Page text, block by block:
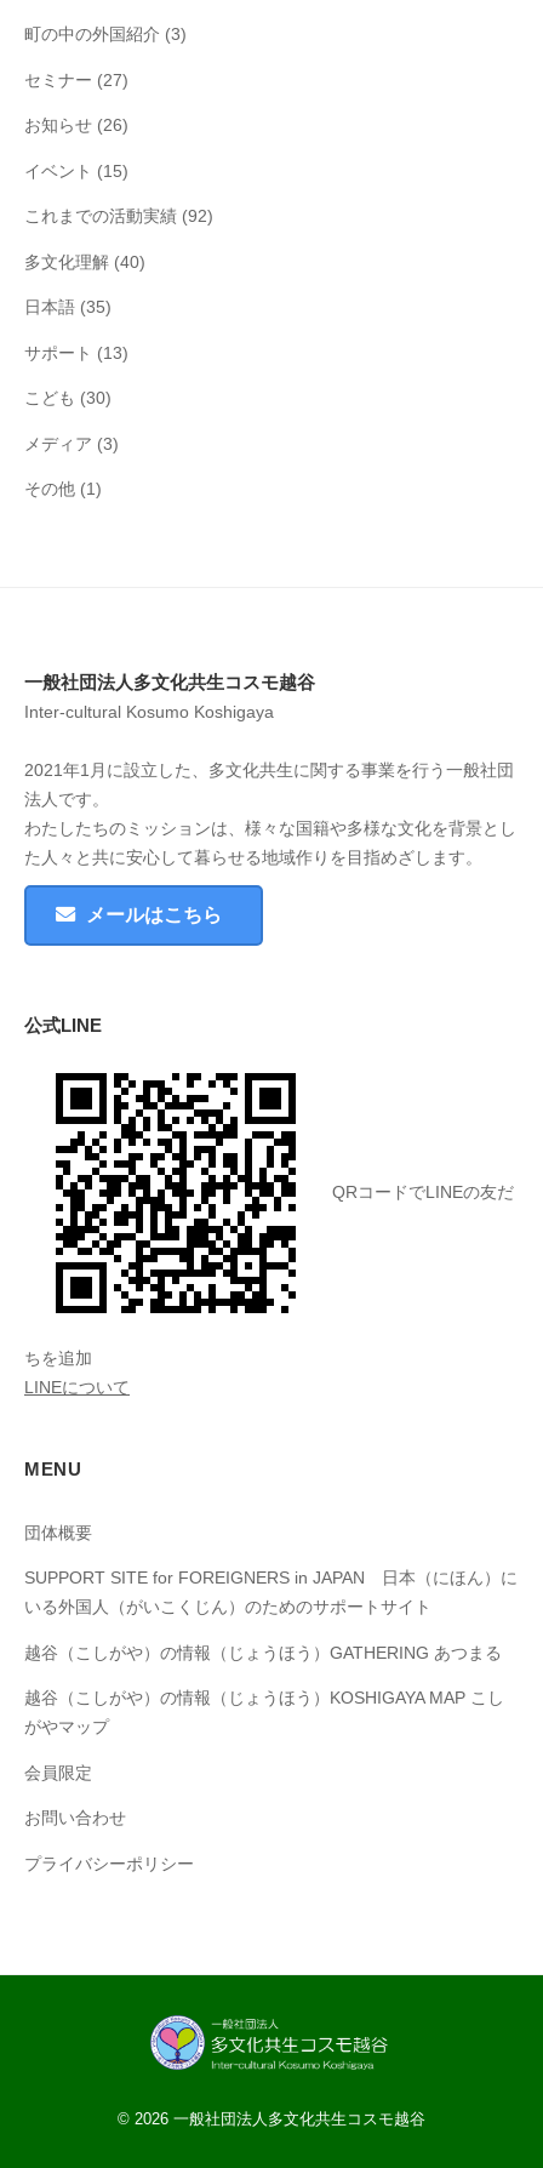
町の中の外国紹介 (3)
セミナー (27)
お知らせ (26)
イベント (15)
これまでの活動実績 (92)
多文化理解 (40)
日本語 (35)
サポート (13)
こども (30)
メディア (3)
その他 (1)
一般社団法人多文化共生コスモ越谷
Inter-cultural Kosumo Koshigaya
2021年1月に設立した、多文化共生に関する事業を行う一般社団
法人です。
わたしたちのミッションは、様々な国籍や多様な文化を背景とし
た人々と共に安心して暮らせる地域作りを目指めざします。
メールはこちら
公式LINE
QRコードでLINEの友だ
ちを追加
LINEについて
MENU
団体概要
SUPPORT SITE for FOREIGNERS in JAPAN 日本（にほん）に
いる外国人（がいこくじん）のためのサポートサイト
越谷（こしがや）の情報（じょうほう）GATHERING あつまる
越谷（こしがや）の情報（じょうほう）KOSHIGAYA MAP こし
がやマップ
​会員限定
お問い合わせ
プライバシーポリシー
© 2026 一般社団法人多文化共生コスモ越谷